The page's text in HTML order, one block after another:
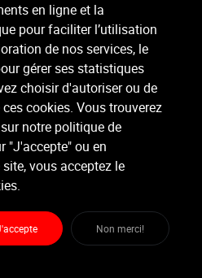
cyclisme en salle qui va au-delà de vos
plus intenses et des parcours virtuels
d’une musique (...)
en ligne et la
pour faciliter l’utilisation
de nos services, le
gérer ses statistiques
choisir d'autoriser ou de
cookies. Vous trouverez
notre politique de
"J'accepte" ou en
vous acceptez le
Non merci!